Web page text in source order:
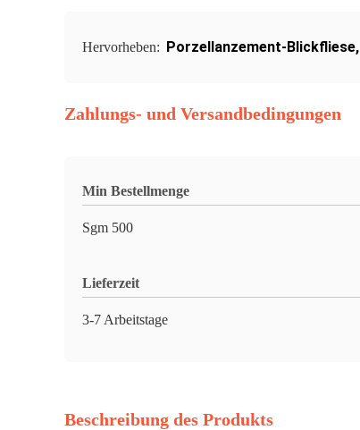
Hervorheben: Porzellanzement-Blickfliese,
Zahlungs- und Versandbedingungen
Min Bestellmenge
Sgm 500
Lieferzeit
3-7 Arbeitstage
Beschreibung des Produkts